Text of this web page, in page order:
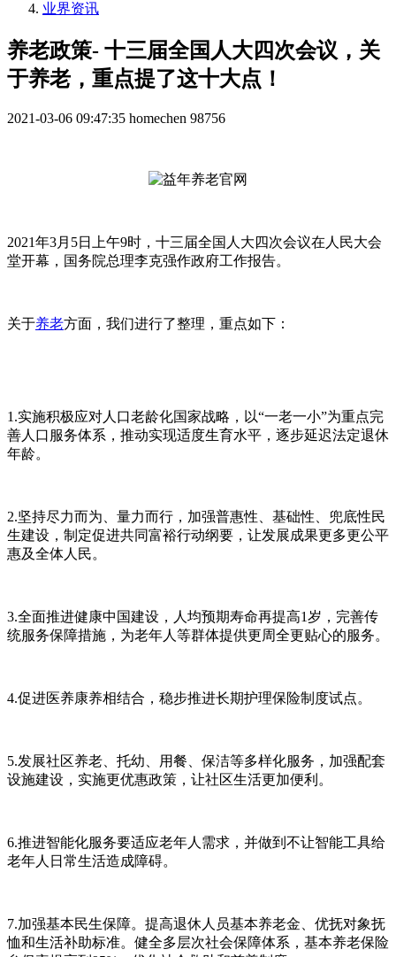
业界资讯
养老政策- 十三届全国人大四次会议，关
于养老，重点提了这十大点！
2021-03-06 09:47:35 homechen 98756
2021年3月5日上午9时，十三届全国人大四次会议在人民大会
堂开幕，国务院总理李克强作政府工作报告。
关于养老方面，我们进行了整理，重点如下：
1.实施积极应对人口老龄化国家战略，以“一老一小”为重点完
善人口服务体系，推动实现适度生育水平，逐步延迟法定退休
年龄。
2.坚持尽力而为、量力而行，加强普惠性、基础性、兜底性民
生建设，制定促进共同富裕行动纲要，让发展成果更多更公平
惠及全体人民。
3.全面推进健康中国建设，人均预期寿命再提高1岁，完善传
统服务保障措施，为老年人等群体提供更周全更贴心的服务。
4.促进医养康养相结合，稳步推进长期护理保险制度试点。
5.发展社区养老、托幼、用餐、保洁等多样化服务，加强配套
设施建设，实施更优惠政策，让社区生活更加便利。
6.推进智能化服务要适应老年人需求，并做到不让智能工具给
老年人日常生活造成障碍。
7.加强基本民生保障。提高退休人员基本养老金、优抚对象抚
恤和生活补助标准。健全多层次社会保障体系，基本养老保险